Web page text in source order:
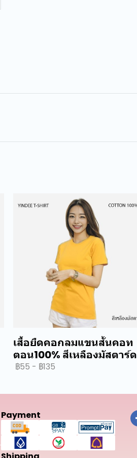
เสื้อยืดคอกลมแขนสั้นคอท
ตอน100% สีเหลืองมัสตาร์ด
฿55 - ฿135
Payment